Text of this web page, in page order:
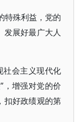
特殊利益，党的
发展好最广大人
社会主义现代化
，增强对党的价
扣好政绩观的第